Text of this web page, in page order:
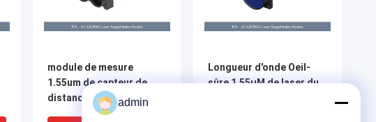
module de mesure
1.55um de capteur de
distance de module de
télémètre de laser de
Longueur d'onde Oeil-
sûre 1.55μM de laser du
admin